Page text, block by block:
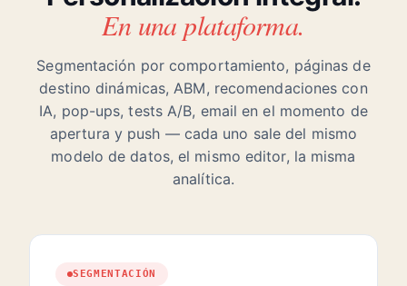
En una plataforma.
Segmentación por comportamiento, páginas de
destino dinámicas, ABM, recomendaciones con
IA, pop-ups, tests A/B, email en el momento de
apertura y push — cada uno sale del mismo
modelo de datos, el mismo editor, la misma
analítica.
SEGMENTACIÓN